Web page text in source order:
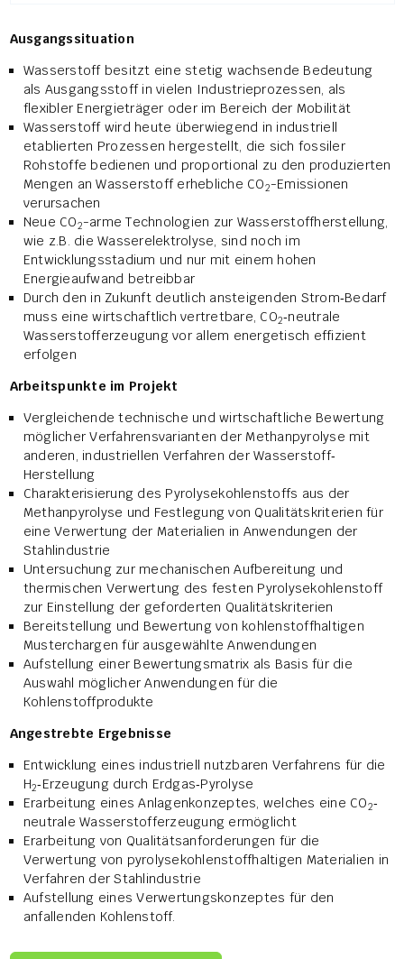
Ausgangssituation
Wasserstoff besitzt eine stetig wachsende Bedeutung
als Ausgangsstoff in vielen Industrieprozessen, als
flexibler Energieträger oder im Bereich der Mobilität
Wasserstoff wird heute überwiegend in industriell
etablierten Prozessen hergestellt, die sich fossiler
Rohstoffe bedienen und proportional zu den produzierten
Mengen an Wasserstoff erhebliche CO2-Emissionen
verursachen
Neue CO2-arme Technologien zur Wasserstoffherstellung,
wie z.B. die Wasserelektrolyse, sind noch im
Entwicklungsstadium und nur mit einem hohen
Energieaufwand betreibbar
Durch den in Zukunft deutlich ansteigenden Strom‐Bedarf
muss eine wirtschaftlich vertretbare, CO2‐neutrale
Wasserstofferzeugung vor allem energetisch effizient
erfolgen
Arbeitspunkte im Projekt
Vergleichende technische und wirtschaftliche Bewertung
möglicher Verfahrensvarianten der Methanpyrolyse mit
anderen, industriellen Verfahren der Wasserstoff‐
Herstellung
Charakterisierung des Pyrolysekohlenstoffs aus der
Methanpyrolyse und Festlegung von Qualitätskriterien für
eine Verwertung der Materialien in Anwendungen der
Stahlindustrie
Untersuchung zur mechanischen Aufbereitung und
thermischen Verwertung des festen Pyrolysekohlenstoff
zur Einstellung der geforderten Qualitätskriterien
Bereitstellung und Bewertung von kohlenstoffhaltigen
Musterchargen für ausgewählte Anwendungen
Aufstellung einer Bewertungsmatrix als Basis für die
Auswahl möglicher Anwendungen für die
Kohlenstoffprodukte
Angestrebte Ergebnisse
Entwicklung eines industriell nutzbaren Verfahrens für die
H2‐Erzeugung durch Erdgas‐Pyrolyse
Erarbeitung eines Anlagenkonzeptes, welches eine CO2‐
neutrale Wasserstofferzeugung ermöglicht
Erarbeitung von Qualitätsanforderungen für die
Verwertung von pyrolysekohlenstoffhaltigen Materialien in
Verfahren der Stahlindustrie
Aufstellung eines Verwertungskonzeptes für den
anfallenden Kohlenstoff.